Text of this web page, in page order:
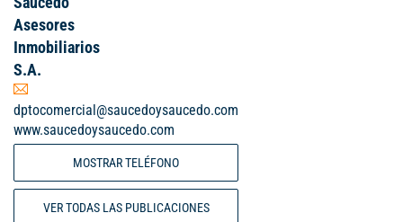
Asesores
Inmobiliarios
S.A.
dptocomercial@saucedoysaucedo.com
www.saucedoysaucedo.com
MOSTRAR TELÉFONO
VER TODAS LAS PUBLICACIONES